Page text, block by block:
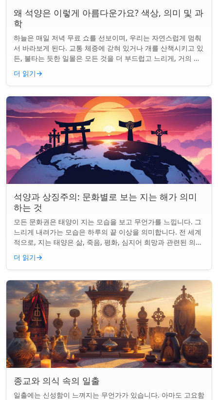
왜 석양은 이렇게 아름다운가요? 색상, 의미 및 과
학
하늘은 매일 저녁 무료 쇼를 선보이며, 우리는 자연스럽게 멈춰
서 바라보게 된다. 교통 체증에 갇혀 있거나 개를 산책시키고 있
든, 불타는 듯한 일몰은 모든 것을 더 부드럽고 느리게, 거의 신
성하게 느끼게 만든다. 하지...
더 읽기→
석양과 상징주의: 문화별로 보는 지는 해가 의미
하는 것
모든 문화권은 태양이 지는 모습을 보고 무언가를 느낍니다. 그
느리게 내려가는 모습은 하루의 끝 이상을 의미합니다. 전 세계
적으로, 지는 태양은 삶, 죽음, 평화, 심지어 희망과 관련된 의미
를 갖게 되었습니다. 같은...
더 읽기→
종교와 의식 속의 일출
일출에는 신성함이 느껴지는 무언가가 있습니다. 아마도 고요함